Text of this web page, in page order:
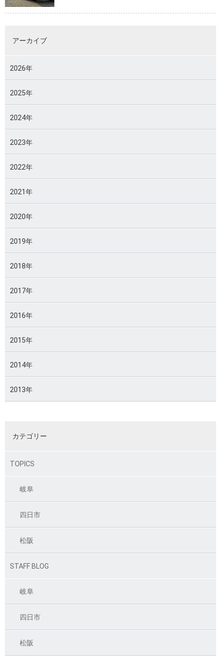
アーカイブ
2026年
2025年
2024年
2023年
2022年
2021年
2020年
2019年
2018年
2017年
2016年
2015年
2014年
2013年
カテゴリー
TOPICS
岐阜
四日市
松阪
STAFF BLOG
岐阜
四日市
松阪